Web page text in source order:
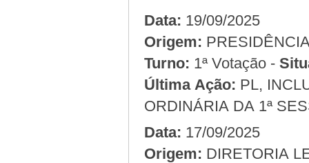
Data: 19/09/2025
Origem:
Turno:
1ª Votação -
Última Ação: PL,
ORDINÁRIA DA 1ª
Data: 17/09/2025
Origem: